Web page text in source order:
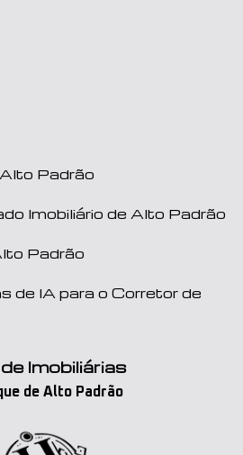
Padrão
Imobiliário de Alto Padrão
Padrão
de IA para o Corretor de
Imobiliárias
de Alto Padrão